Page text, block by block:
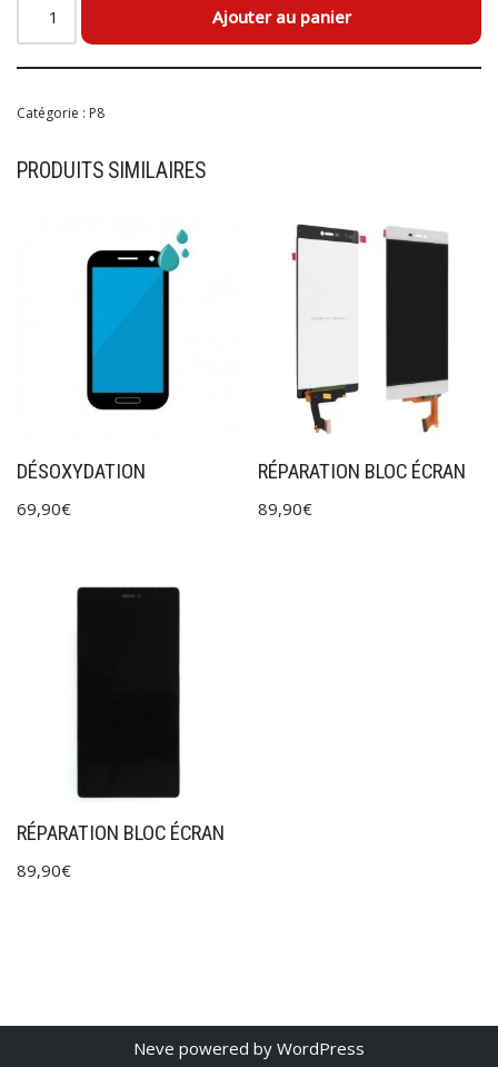
Ajouter au panier
Catégorie : P8
PRODUITS SIMILAIRES
DÉSOXYDATION
69,90€
RÉPARATION BLOC ÉCRAN
89,90€
RÉPARATION BLOC ÉCRAN
89,90€
Neve powered by WordPress